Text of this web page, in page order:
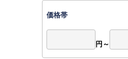
価格帯
円～